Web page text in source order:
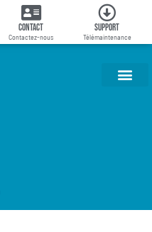
Contact
Contactez-nous
Support
Télémaintenance